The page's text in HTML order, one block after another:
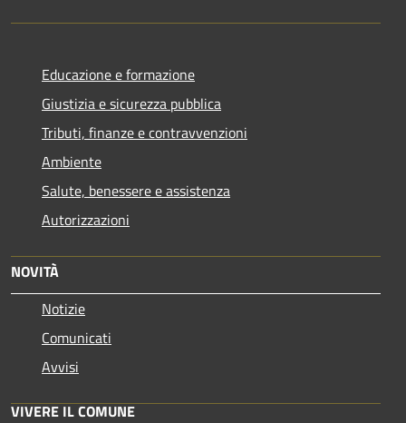
Educazione e formazione
Giustizia e sicurezza pubblica
Tributi, finanze e contravvenzioni
Ambiente
Salute, benessere e assistenza
Autorizzazioni
NOVITÀ
Notizie
Comunicati
Avvisi
VIVERE IL COMUNE